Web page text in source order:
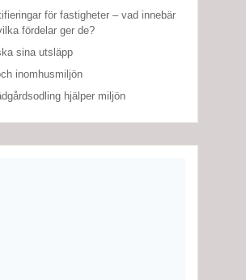
för fastigheter – vad innebär
fördelar ger de?
sina utsläpp
inomhusmiljön
hjälper miljön